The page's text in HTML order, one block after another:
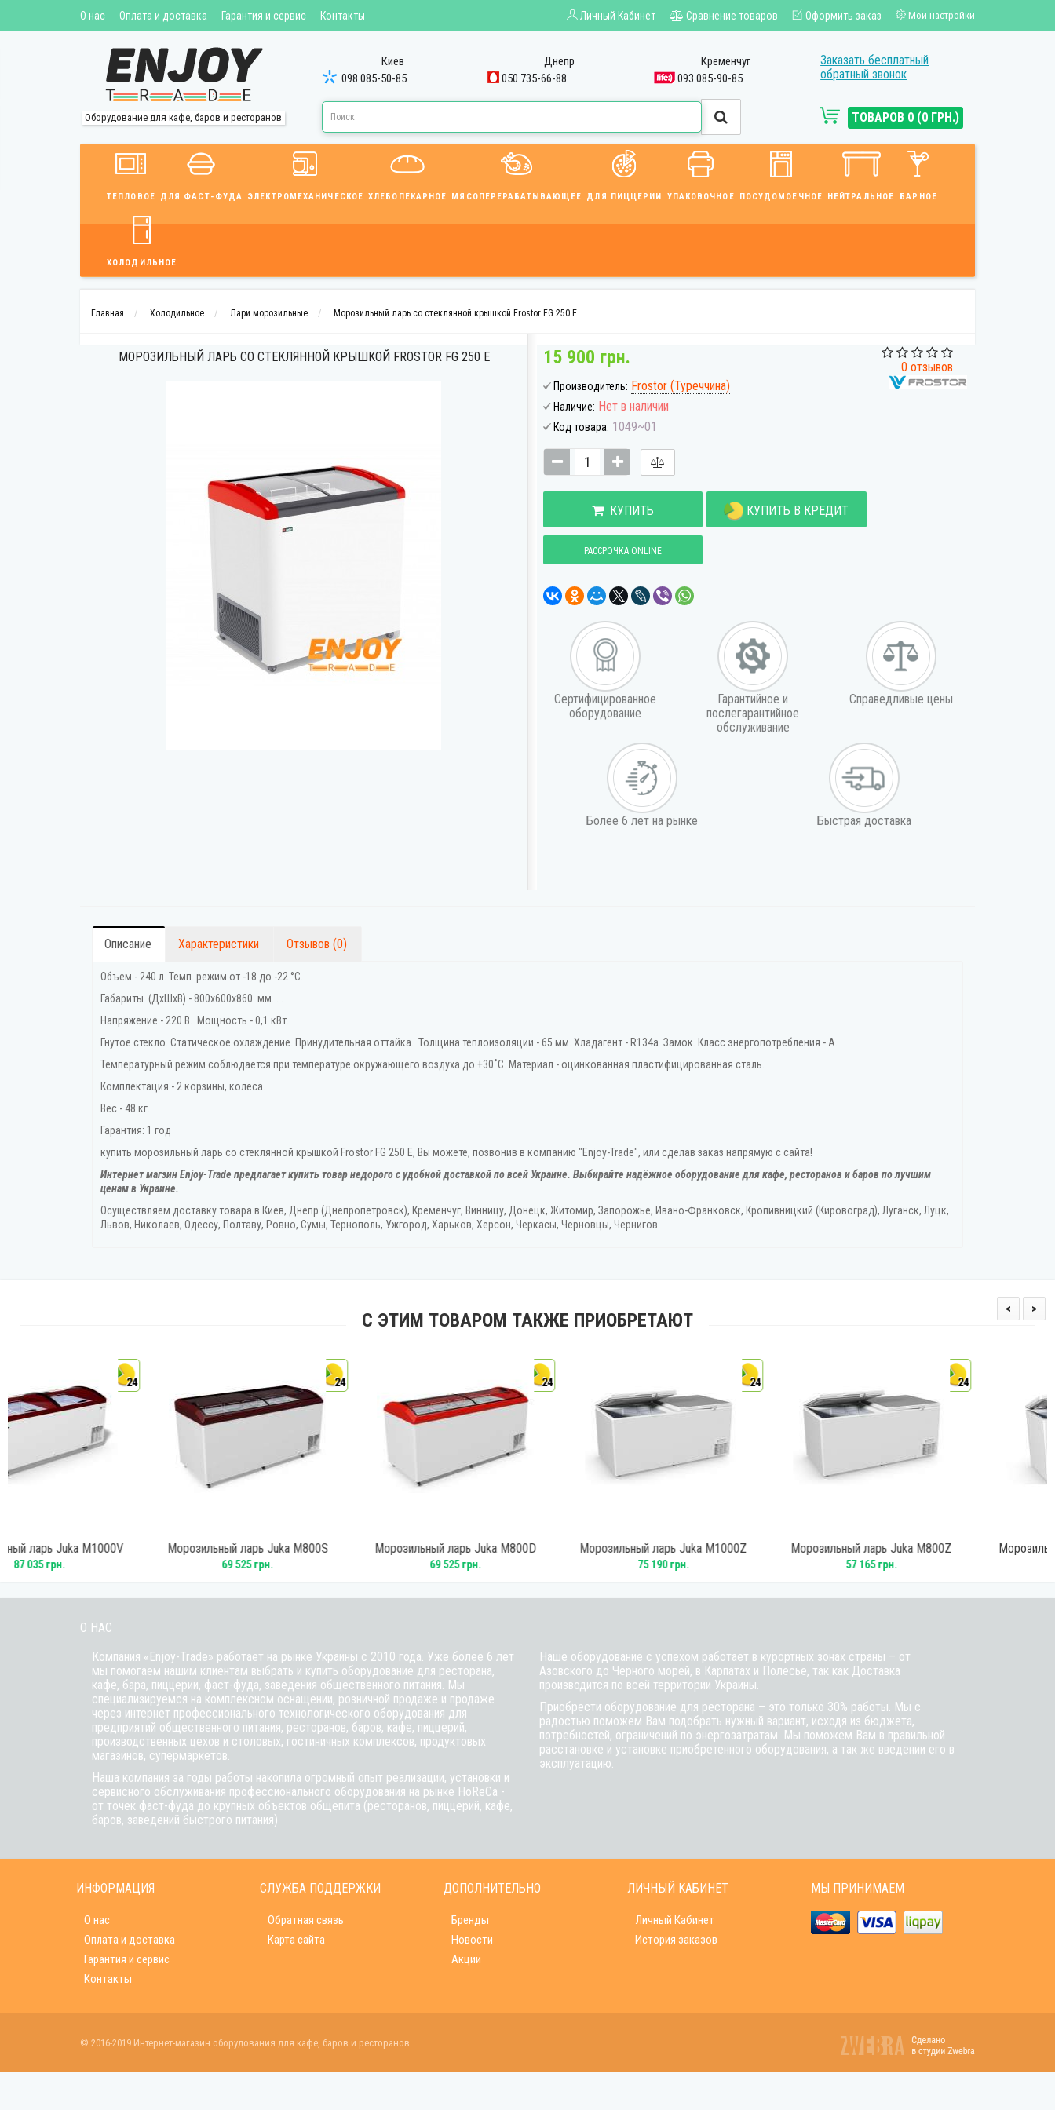
О нас Оплата и доставка Гарантия и сервис Контакты Личный Кабинет Сравнение товаров Оформить заказ Мои настройки
Оборудование для кафе, баров и ресторанов
Киев
098 085-50-85
Днепр
050 735-66-88
Кременчуг
093 085-90-85
Заказать бесплатный
обратный звонок
ТОВАРОВ 0 (0 ГРН.)
ТЕПЛОВОЕ ДЛЯ ФАСТ-ФУДА ЭЛЕКТРОМЕХАНИЧЕСКОЕ ХЛЕБОПЕКАРНОЕ МЯСОПЕРЕРАБАТЫВАЮЩЕЕ ДЛЯ ПИЦЦЕРИИ УПАКОВОЧНОЕ ПОСУДОМОЕЧНОЕ НЕЙТРАЛЬНОЕ БАРНОЕ
ХОЛОДИЛЬНОЕ
Главная Холодильное Лари морозильные Морозильный ларь со стеклянной крышкой Frostor FG 250 E
МОРОЗИЛЬНЫЙ ЛАРЬ СО СТЕКЛЯННОЙ КРЫШКОЙ FROSTOR FG 250 E
0 отзывов
15 900 грн.
Производитель: Frostor (Туреччина)
Наличие: Нет в наличии
Код товара: 1049~01
КУПИТЬ КУПИТЬ В КРЕДИТ
РАССРОЧКА ONLINE
Сертифицированное
оборудование
Гарантийное и
послегарантийное
обслуживание
Справедливые цены
Более 6 лет на рынке Быстрая доставка
Описание Характеристики Отзывов (0)
Объем - 240 л. Темп. режим от -18 до -22 °C.
Габариты (ДхШхВ) - 800x600x860 мм. . .
Напряжение - 220 В. Мощность - 0,1 кВт.
Гнутое стекло. Статическое охлаждение. Принудительная оттайка. Толщина теплоизоляции - 65 мм. Хладагент - R134a. Замок. Класс энергопотребления - А.
Температурный режим соблюдается при температуре окружающего воздуха до +30˚С. Материал - оцинкованная пластифицированная сталь.
Комплектация - 2 корзины, колеса.
Вес - 48 кг.
Гарантия: 1 год
купить морозильный ларь со стеклянной крышкой Frostor FG 250 E, Вы можете, позвонив в компанию "Enjoy-Trade", или сделав заказ напрямую с сайта!
Интернет магзин Enjoy-Trade предлагает купить товарнедорого с удобной доставкой по всей Украине. Выбирайте надёжное оборудование для кафе, ресторанов и баров по лучшим
ценам в Украине.
Осуществляем доставку товара в Киев, Днепр (Днепропетровск), Кременчуг, Винницу, Донецк‎, Житомир, Запорожье, Ивано-Франковск, Кропивницкий‎ (Кировоград), Луганск, Луцк,
Львов, Николаев, Одессу, Полтаву, Ровно, Сумы, Тернополь, Ужгород‎, Харьков, Херсон‎, Черкасы, Черновцы, Чернигов.
С ЭТИМ ТОВАРОМ ТАКЖЕ ПРИОБРЕТАЮТ
Морозильный ларь Juka M800S Морозильный ларь Juka M800D Морозильный ларь Juka M1000Z Морозильный ларь Juka M800Z Морозильный ларь Juka M600Z
< >
О НАС
Компания «Enjoy-Trade» работает на рынке Украины с 2010 года. Уже более 6 лет
мы помогаем нашим клиентам выбрать и купить оборудование для ресторана,
кафе, бара, пиццерии, фаст-фуда, заведения общественного питания. Мы
специализируемся на комплексном оснащении, розничной продаже и продаже
через интернет профессионального технологического оборудования для
предприятий общественного питания, ресторанов, баров, кафе, пиццерий,
производственных цехов и столовых, гостиничных комплексов, продуктовых
магазинов, супермаркетов.
Наша компания за годы работы накопила огромный опыт реализации, установки и
сервисного обслуживания профессионального оборудования на рынке HoReCa -
от точек фаст-фуда до крупных объектов общепита (ресторанов, пиццерий, кафе,
баров, заведений быстрого питания)
Наше оборудование с успехом работает в курортных зонах страны – от
Азовского до Черного морей, в Карпатах и Полесье, так как Доставка
производится по всей территории Украины.
Приобрести оборудование для ресторана – это только 30% работы. Мы с
радостью поможем Вам подобрать нужный вариант, исходя из бюджета,
потребностей, ограничений по энергозатратам. Мы поможем Вам в правильной
расстановке и установке приобретенного оборудования, а так же введении его в
эксплуатацию.
ИНФОРМАЦИЯ
О нас
Оплата и доставка
Гарантия и сервис
Контакты
СЛУЖБА ПОДДЕРЖКИ
Обратная связь
Карта сайта
ДОПОЛНИТЕЛЬНО
Бренды
Новости
Акции
ЛИЧНЫЙ КАБИНЕТ
Личный Кабинет
История заказов
МЫ ПРИНИМАЕМ
© 2016-2019 Интернет-магазин оборудования для кафе, баров и ресторанов